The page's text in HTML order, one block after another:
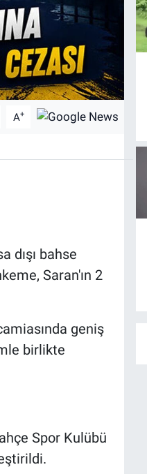
A+
dışı bahse
Saran'ın 2
geniş
birlikte
Spor Kulübü